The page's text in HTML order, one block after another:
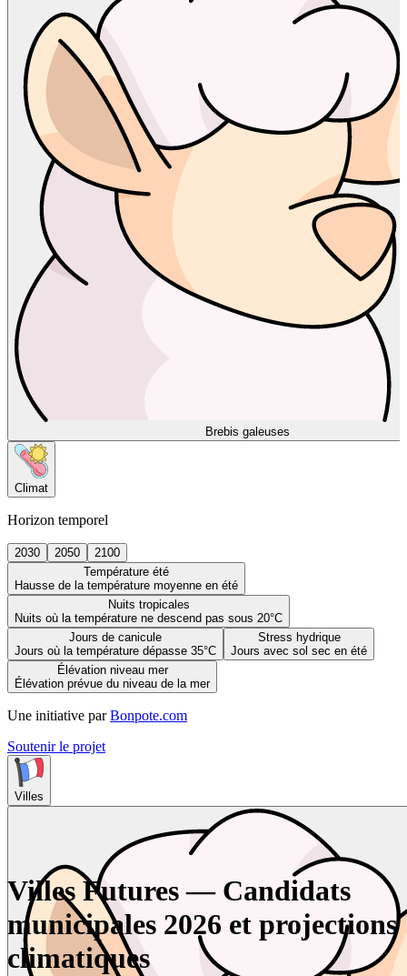
Brebis galeuses
Climat
Horizon temporel
2030 2050
2100
Température été
Hausse de la température moyenne en été
Nuits tropicales
Nuits où la température ne descend pas sous 20°C
Jours de canicule
Jours où la température dépasse 35°C
Stress hydrique
Jours avec sol sec en été
Élévation niveau mer
Élévation prévue du niveau de la mer
Une initiative par Bonpote.com
Soutenir le projet
Villes
Villes Futures — Candidats
municipales 2026 et projections
climatiques